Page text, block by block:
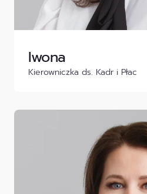
Iwona
Kierowniczka ds. Kadr i Płac